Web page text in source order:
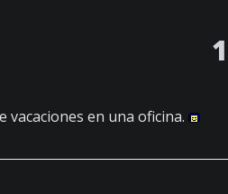
vacaciones en una oficina.